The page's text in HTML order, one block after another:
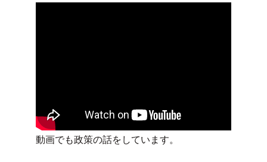
動画でも政策の話をしています。